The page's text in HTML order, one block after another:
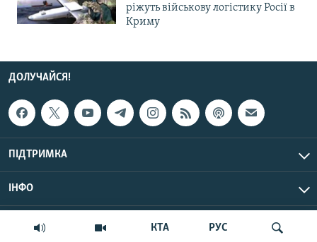
КТА РУС
ріжуть військову логістику Росії в
Криму
ДОЛУЧАЙСЯ!
ПІДТРИМКА
ІНФО
© Крим.Реалії, 2026 | Усі права застережено.